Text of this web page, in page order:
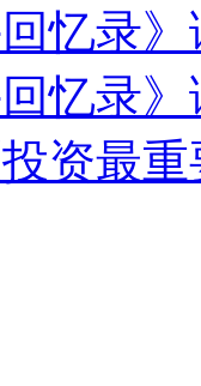
回忆录
回忆录
资最